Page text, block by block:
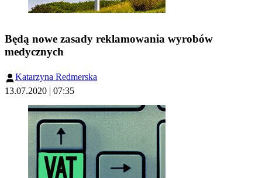
Będą nowe zasady reklamowania wyrobów
medycznych
Katarzyna Redmerska
13.07.2020 | 07:35